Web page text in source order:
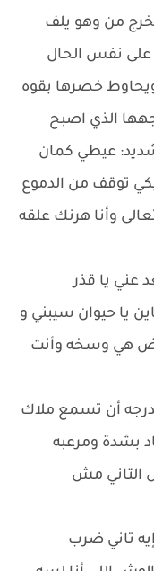
من وهو يلف
على نفس الحال
خصرها بقوه
الذي اصبح
شديد: عيطي كمان
توقف من الدموع
وأنا هرنك علقه
عني يا قذر
يا حيوان سيبني و
هي وسخه وأنت
أن تسمع ملاك
بشدة ومرعبه
التاني مش
تاني ضرب